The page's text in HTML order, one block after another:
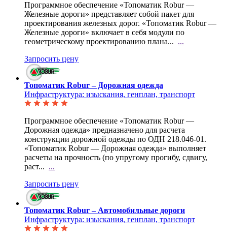
Программное обеспечение «Топоматик Robur —
Железные дороги» представляет собой пакет для
проектирования железных дорог. «Топоматик Robur —
Железные дороги» включает в себя модули по
геометрическому проектированию плана... ...
Запросить цену
Топоматик Robur – Дорожная одежда
Инфраструктура: изыскания, генплан, транспорт
Программное обеспечение «Топоматик Robur —
Дорожная одежда» предназначено для расчета
конструкции дорожной одежды по ОДН 218.046-01.
«Топоматик Robur — Дорожная одежда» выполняет
расчеты на прочность (по упругому прогибу, сдвигу,
раст... ...
Запросить цену
Топоматик Robur – Автомобильные дороги
Инфраструктура: изыскания, генплан, транспорт